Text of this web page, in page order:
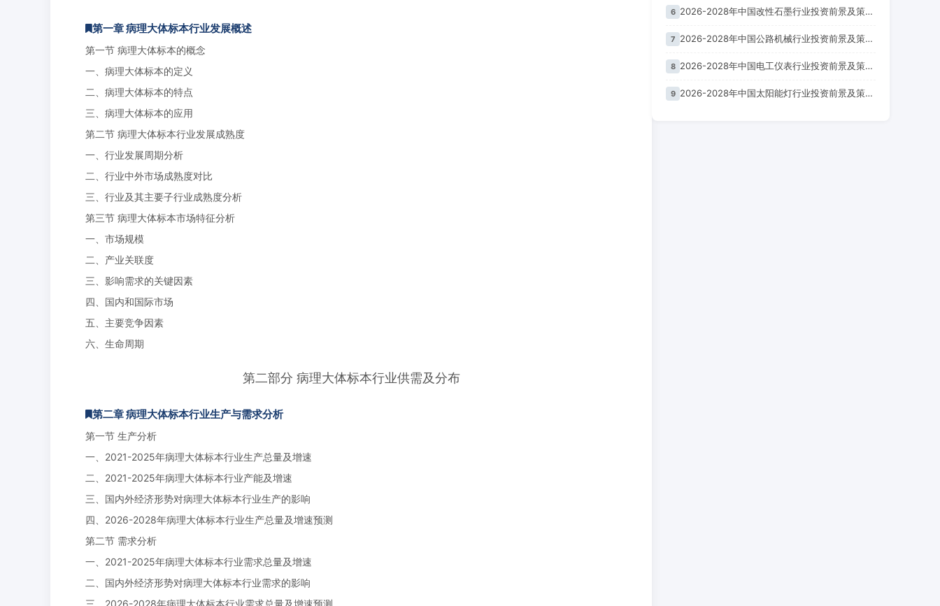
第一章 病理大体标本行业发展概述
第一节 病理大体标本的概念
一、病理大体标本的定义
二、病理大体标本的特点
三、病理大体标本的应用
第二节 病理大体标本行业发展成熟度
一、行业发展周期分析
二、行业中外市场成熟度对比
三、行业及其主要子行业成熟度分析
第三节 病理大体标本市场特征分析
一、市场规模
二、产业关联度
三、影响需求的关键因素
四、国内和国际市场
五、主要竞争因素
六、生命周期
第二部分 病理大体标本行业供需及分布
第二章 病理大体标本行业生产与需求分析
第一节 生产分析
一、2021-2025年病理大体标本行业生产总量及增速
二、2021-2025年病理大体标本行业产能及增速
三、国内外经济形势对病理大体标本行业生产的影响
四、2026-2028年病理大体标本行业生产总量及增速预测
第二节 需求分析
一、2021-2025年病理大体标本行业需求总量及增速
二、国内外经济形势对病理大体标本行业需求的影响
三、2026-2028年病理大体标本行业需求总量及增速预测
6 2026-2028年中国改性石墨行业投资前景及策略咨询报告
7 2026-2028年中国公路机械行业投资前景及策略咨询报告
8 2026-2028年中国电工仪表行业投资前景及策略咨询报告
9 2026-2028年中国太阳能灯行业投资前景及策略咨询报告